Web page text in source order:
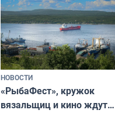
НОВОСТИ
«РыбаФест», кружок
вязальщиц и кино ждут